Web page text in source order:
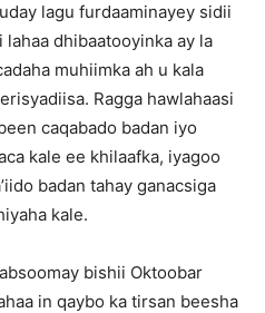
lagu furdaaminayey sidii
dhibaatooyinka ay la
muhiimka ah u kala
Ragga hawlahaasi
caqabado badan iyo
kale ee khilaafka, iyagoo
badan tahay ganacsiga
kale.
bishii Oktoobar
in qaybo ka tirsan beesha